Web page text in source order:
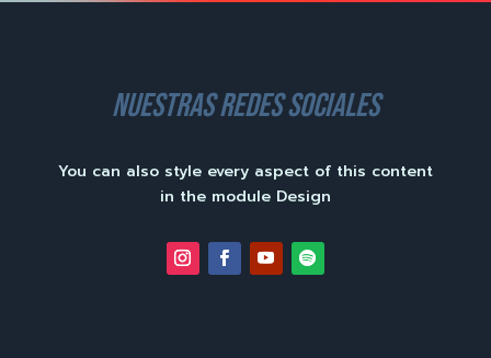
nuestras redes sociales
You can also style every aspect of this content
in the module Design